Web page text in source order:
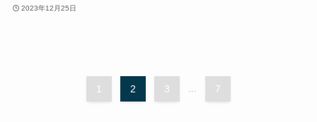
2023年12月25日
1 2 3 7